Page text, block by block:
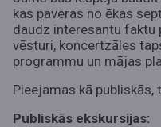
kas paveras no ēkas
daudz interesantu faktu
vēsturi, koncertzāles
programmu un mājas
Pieejamas kā
Publiskās ekskursijas: